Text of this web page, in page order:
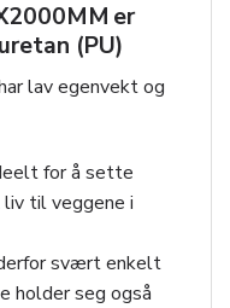
er
(PU)
lav egenvekt og
for å sette
til veggene i
svært enkelt
holder seg også